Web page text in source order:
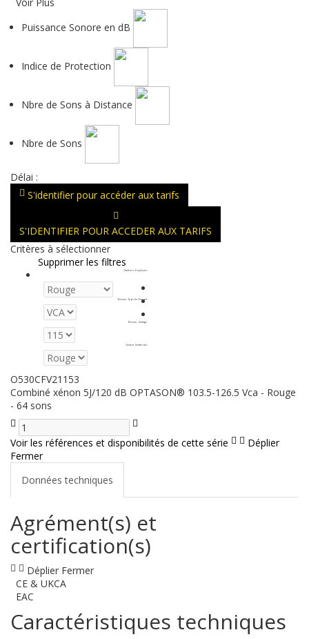
Puissance Sonore en dB
Indice de Protection
Nbre de Sons à Distance
Nbre de Sons
Délai :
S'identifier pour accéder aux tarifs
S'IDENTIFIER POUR ACCEDER AUX TARIFS
Critères à sélectionner
Supprimer les filtres
Couleurs d'optiques :
Tension - Type de Courant :
Tension - Voltage :
Couleur (matériau) :
O530CFV21153
Combiné xénon 5J/120 dB OPTASON® 103.5-126.5 Vca - Rouge
- 64 sons
Voir les références et disponibilités de cette série
Déplier
Fermer
Données techniques
Agrément(s) et
certification(s)
Déplier Fermer
CE & UKCA
EAC
Caractéristiques techniques